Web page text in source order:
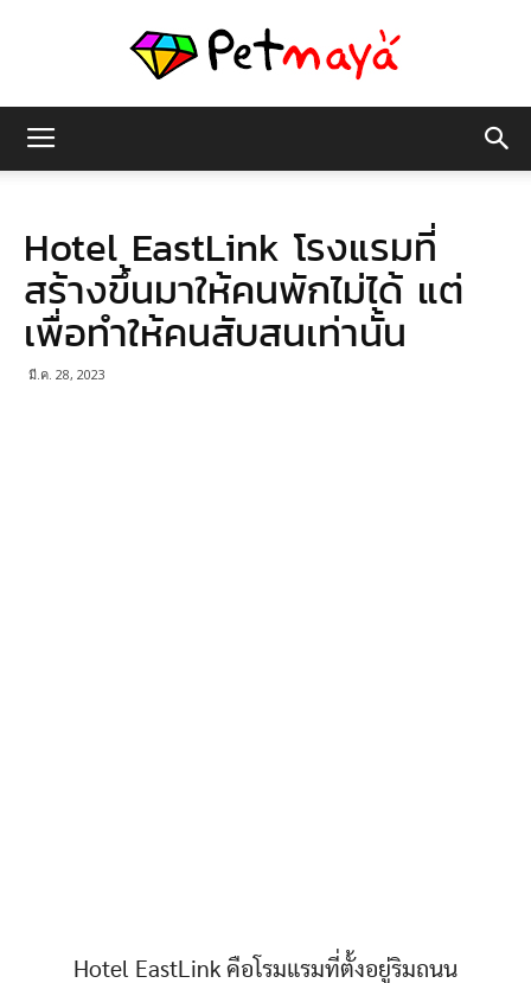
มายา
Hotel EastLink โรงแรมที่
สร้างขึ้นมาให้คนพักไม่ได้ แต่
เพื่อทำให้คนสับสนเท่านั้น
มี.ค. 28, 2023
Hotel EastLink คือโรมแรมที่ตั้งอยู่ริมถนน